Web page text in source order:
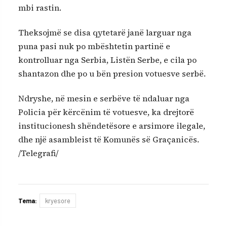
mbi rastin.
Theksojmë se disa qytetarë janë larguar nga
puna pasi nuk po mbështetin partinë e
kontrolluar nga Serbia, Listën Serbe, e cila po
shantazon dhe po u bën presion votuesve serbë.
Ndryshe, në mesin e serbëve të ndaluar nga
Policia për kërcënim të votuesve, ka drejtorë
institucionesh shëndetësore e arsimore ilegale,
dhe një asambleist të Komunës së Graçanicës.
/Telegrafi/
Tema: kryesore